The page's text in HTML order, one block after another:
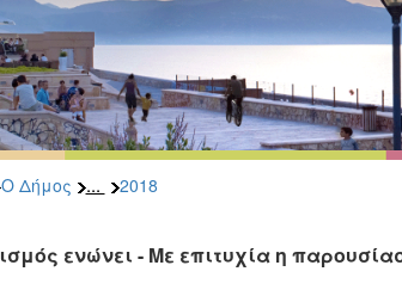
Ο Δήμος ... 2018
ενώνει - Με επιτυχία η